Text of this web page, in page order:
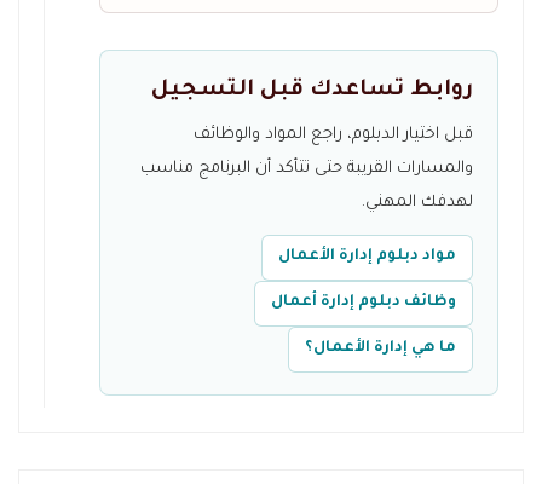
روابط تساعدك قبل التسجيل
قبل اختيار الدبلوم، راجع المواد والوظائف
والمسارات القريبة حتى تتأكد أن البرنامج مناسب
لهدفك المهني.
مواد دبلوم إدارة الأعمال
وظائف دبلوم إدارة أعمال
ما هي إدارة الأعمال؟